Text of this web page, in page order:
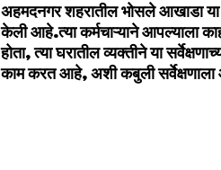
अहमदनगर शहरातील भोसले आखाडा या
केली आहे.त्या कर्मचाऱ्याने आपल्याला
होता, त्या घरातील व्यक्तीने या
काम करत आहे, अशी कबुली सर्वेक्षणाला